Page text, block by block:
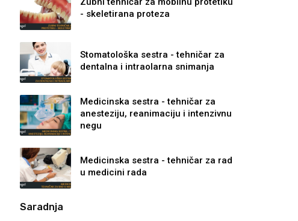
- skeletirana proteza
Stomatološka sestra - tehničar za
dentalna i intraolarna snimanja
Medicinska sestra - tehničar za
anesteziju, reanimaciju i intenzivnu
negu
Medicinska sestra - tehničar za rad
u medicini rada
Saradnja